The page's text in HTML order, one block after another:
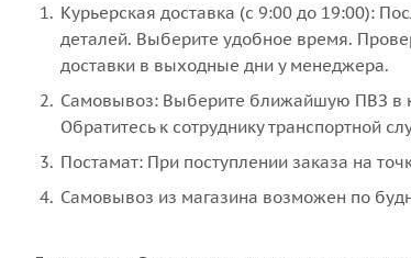
Курьерская доставка (с 9:00 до 19:00):
деталей. Выберите удобное время.
доставки в выходные дни у менеджера.
Самовывоз: Выберите ближайшую ПВЗ в
Обратитесь к сотруднику транспортной
Постамат: При поступлении заказа на
Самовывоз из магазина возможен по